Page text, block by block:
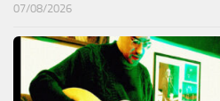
07/08/2026